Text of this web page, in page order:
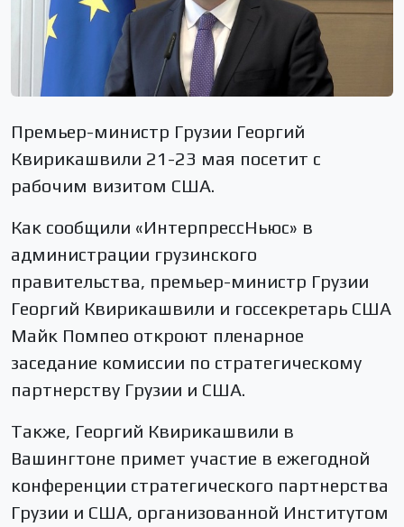
Премьер-министр Грузии Георгий
Квирикашвили 21-23 мая посетит с
рабочим визитом США.
Как сообщили «ИнтерпрессНьюс» в
администрации грузинского
правительства, премьер-министр Грузии
Георгий Квирикашвили и госсекретарь США
Майк Помпео откроют пленарное
заседание комиссии по стратегическому
партнерству Грузии и США.
Также, Георгий Квирикашвили в
Вашингтоне примет участие в ежегодной
конференции стратегического партнерства
Грузии и США, организованной Институтом